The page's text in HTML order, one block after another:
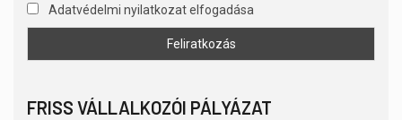
Adatvédelmi nyilatkozat elfogadása
FRISS VÁLLALKOZÓI PÁLYÁZAT